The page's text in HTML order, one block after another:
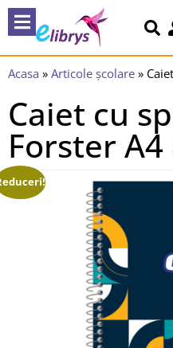
Acasa » Articole școlare »
Caiet cu
Forster